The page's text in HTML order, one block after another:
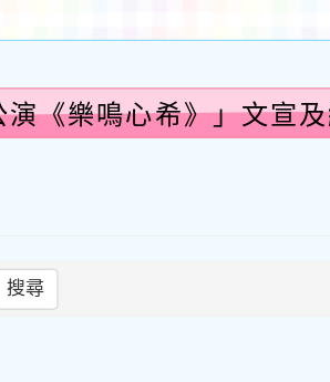
《樂鳴心希》」文宣
搜尋